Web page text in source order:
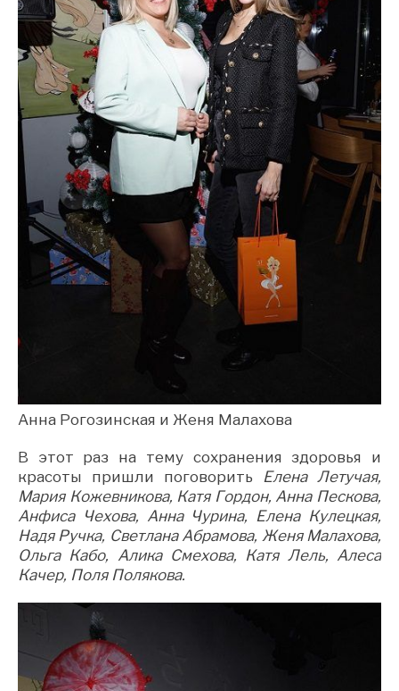
Анна Рогозинская и Женя Малахова
В этот раз на тему сохранения здоровья и
красоты пришли поговорить Елена Летучая,
Мария Кожевникова, Катя Гордон, Анна Пескова,
Анфиса Чехова, Анна Чурина, Елена Кулецкая,
Надя Ручка, Светлана Абрамова, Женя Малахова,
Ольга Кабо, Алика Смехова, Катя Лель, Алеса
Качер, Поля Полякова.